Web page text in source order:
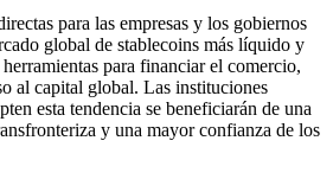
para las empresas y los gobiernos
global de stablecoins más líquido y
para financiar el comercio,
al capital global. Las instituciones
esta tendencia se beneficiarán de una
y una mayor confianza de los